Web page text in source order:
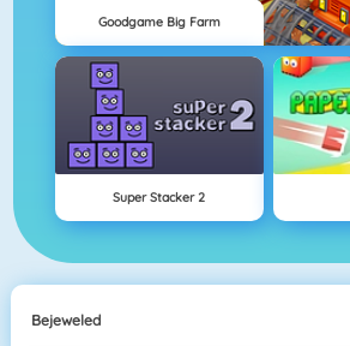
Goodgame Big Farm
Super Stacker 2
Bejeweled